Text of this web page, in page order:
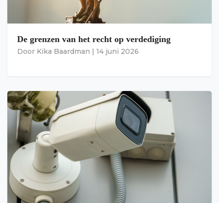
De grenzen van het recht op verdediging
Door Kika Baardman | 14 juni 2026